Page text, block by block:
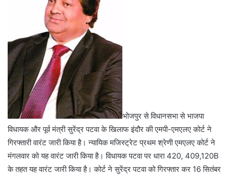
भोजपुर से विधानसभा से भाजपा
विधायक और पूर्व मंत्री सुरेंद्र पटवा के खिलाफ इंदौर की एमपी-एमएलए कोर्ट ने
गिरफ्तारी वारंट जारी किया है। न्यायिक मजिस्ट्रेट प्रथम श्रेणी एमएलए कोर्ट ने
मंगलवार को यह वारंट जारी किया है। विधायक पटवा पर धारा 420, 409,120B
के तहत यह वारंट जारी किया है। कोर्ट ने सुरेंद्र पटवा को गिरफ्तार कर 16 सितंबर